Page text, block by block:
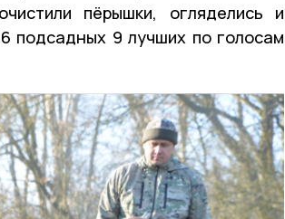
пёрышки, огляделись и
подсадных 9 лучших по голосам